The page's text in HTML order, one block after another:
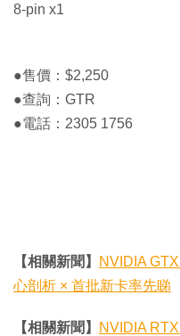
8-pin x1
●售價：$2,250
●查詢：GTR
●電話：2305 1756
【相關新聞】
NVIDIA
心剖析 × 首批新卡率先睇
【相關新聞】
NVIDIA